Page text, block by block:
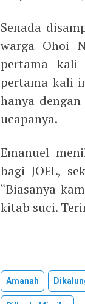
Senada
warga Ohoi
pertama kali
pertama kali
hanya
ucapanya.
Emanuel
bagi JOEL,
“Biasanya
kitab suci.
Amanah